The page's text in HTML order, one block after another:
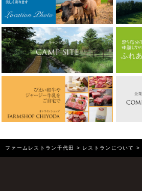
ファームレストラン千代田 > レストランについて >